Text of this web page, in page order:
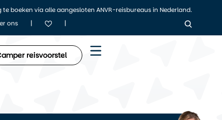
te boeken via alle aangesloten ANVR-reisbureaus in Nederland.
ons | |
reisvoorstel